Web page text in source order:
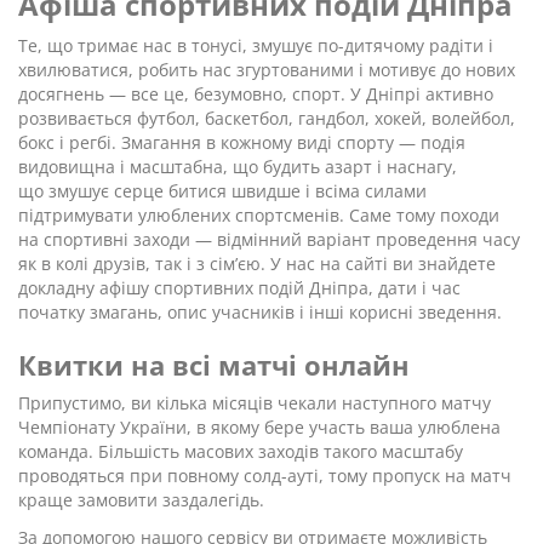
Те, що тримає нас в тонусі, змушує по-дитячому радіти і
хвилюватися, робить нас згуртованими і мотивує до нових
досягнень — все це, безумовно, спорт. У Дніпрі активно
розвивається футбол, баскетбол, гандбол, хокей, волейбол,
бокс і регбі. Змагання в кожному виді спорту — подія
видовищна і масштабна, що будить азарт і наснагу,
що змушує серце битися швидше і всіма силами
підтримувати улюблених спортсменів. Саме тому походи
на спортивні заходи — відмінний варіант проведення часу
як в колі друзів, так і з сім’єю. У нас на сайті ви знайдете
докладну афішу спортивних подій Дніпра, дати і час
початку змагань, опис учасників і інші корисні зведення.
Квитки на всі матчі онлайн
Припустимо, ви кілька місяців чекали наступного матчу
Чемпіонату України, в якому бере участь ваша улюблена
команда. Більшість масових заходів такого масштабу
проводяться при повному солд-ауті, тому пропуск на матч
краще замовити заздалегідь.
За допомогою нашого сервісу ви отримаєте можливість